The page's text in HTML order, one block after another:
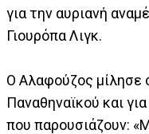
για την αυριανή
Γιουρόπα Λιγκ.
Ο Αλαφούζος μίλησε
Παναθηναϊκού και
που παρουσιάζουν: